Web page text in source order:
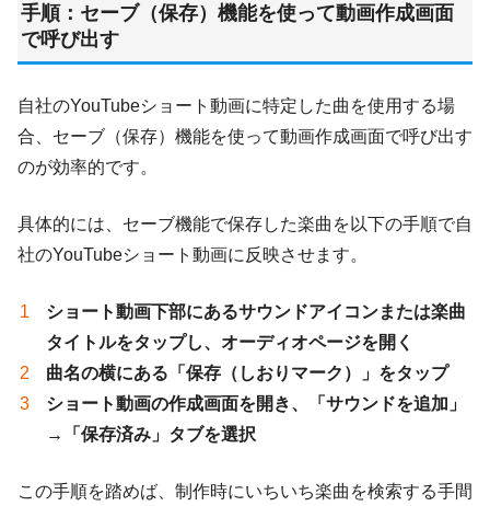
手順：セーブ（保存）機能を使って動画作成画面
で呼び出す
自社のYouTubeショート動画に特定した曲を使用する場
合、セーブ（保存）機能を使って動画作成画面で呼び出す
のが効率的です。
具体的には、セーブ機能で保存した楽曲を以下の手順で自
社のYouTubeショート動画に反映させます。
ショート動画下部にあるサウンドアイコンまたは楽曲
タイトルをタップし、オーディオページを開く
曲名の横にある「保存（しおりマーク）」をタップ
ショート動画の作成画面を開き、「サウンドを追加」
→「保存済み」タブを選択
この手順を踏めば、制作時にいちいち楽曲を検索する手間